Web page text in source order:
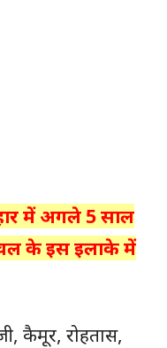
में अगले 5 साल
के इस इलाके में
कैमूर, रोहतास,